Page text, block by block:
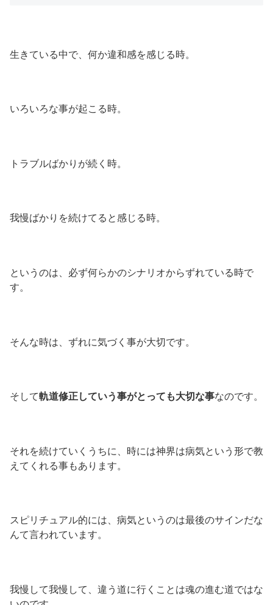
生きている中で、何か違和感を感じる時。
いろいろな事が起こる時。
トラブルばかりが続く時。
我慢ばかりを続けてると感じる時。
というのは、必ず何らかのシナリオからずれている時で
す。
そんな時は、ずれに気づく事が大切です。
そして軌道修正していう事がとっても大切な事なのです。
それを続けていくうちに、時には神界は病気という形で教
えてくれる事もあります。
スピリチュアル的には、病気というのは最後のサインだな
んて言われています。
我慢して我慢して、違う道に行くことは魂の進む道ではな